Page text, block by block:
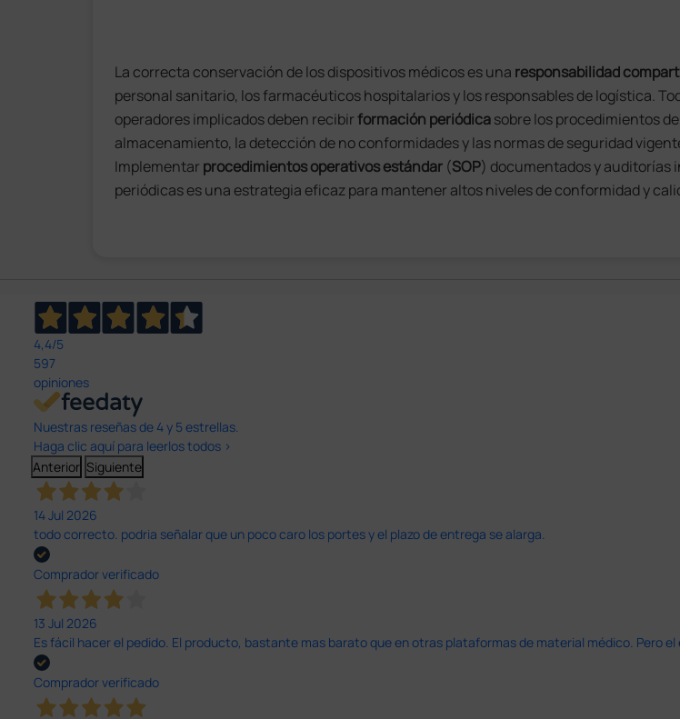
La correcta conservación de los dispositivos médicos es una responsabilidad
personal sanitario, los farmacéuticos hospitalarios y los responsables de logística.
operadores implicados deben recibirformación periódicasobre los procedimientos de
almacenamiento, la detección de no conformidades y las normas de seguridad
Implementar procedimientos operativos estándar (SOP) documentados y auditorías
periódicas es una estrategia eficaz para mantener altos niveles de conformidad y
4,4/5
597
opiniones
Nuestras reseñas de 4 y 5 estrellas.
Haga clic aquí para leerlos todos >
Anterior Siguiente
14 Jul 2026
todo correcto. podria señalar que un poco caro los portes y el plazo de entrega se alarga.
Comprador verificado
13 Jul 2026
Es fácil hacer el pedido. El producto, bastante mas barato que en otras plataformas de material médico. Pero
Comprador verificado